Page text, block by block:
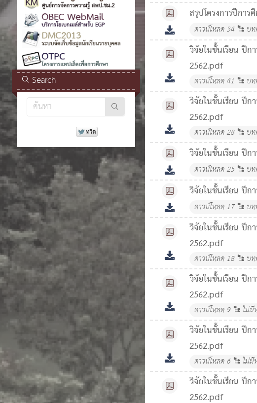
Search
สรุปโครงการปีกา
ดาวน์โหลด34 บ
วิจัยในชั้นเรียน ปีก
2562.pdf
ดาวน์โหลด41 บ
วิจัยในชั้นเรียน ปีก
2562.pdf
ดาวน์โหลด28 บ
วิจัยในชั้นเรียน ปีก
ดาวน์โหลด25 บ
วิจัยในชั้นเรียน ปีก
ดาวน์โหลด 17 บ
วิจัยในชั้นเรียน ปีก
2562.pdf
ดาวน์โหลด 18 บ
วิจัยในชั้นเรียน ปีก
2562.pdf
ดาวน์โหลด9 ไม่
วิจัยในชั้นเรียน ปีก
2562.pdf
ดาวน์โหลด6 ไม่
วิจัยในชั้นเรียน ปีก
2562.pdf